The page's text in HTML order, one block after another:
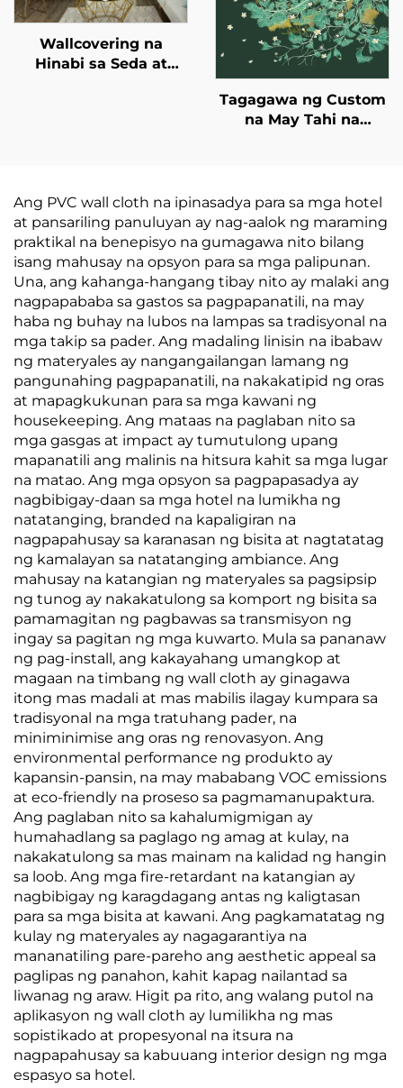
para sa Silid-tulugan
at Silid-tambayan.
Wallcovering na
Hinabi sa Seda at
sa Mga Pader
Tagagawa ng Custom
na May Tahi na
Whole-House
Wallcoverings na may
Light Luxury Style,
Mataas na Dulo at
Mataas na Tumpak,
Angkop para sa
Background ng
Bedroom at Living
Room
Ang PVC wall cloth na ipinasadya para sa mga hotel
at pansariling panuluyan ay nag-aalok ng maraming
praktikal na benepisyo na gumagawa nito bilang
isang mahusay na opsyon para sa mga palipunan.
Una, ang kahanga-hangang tibay nito ay malaki ang
nagpapababa sa gastos sa pagpapanatili, na may
haba ng buhay na lubos na lampas sa tradisyonal na
mga takip sa pader. Ang madaling linisin na ibabaw
ng materyales ay nangangailangan lamang ng
pangunahing pagpapanatili, na nakakatipid ng oras
at mapagkukunan para sa mga kawani ng
housekeeping. Ang mataas na paglaban nito sa
mga gasgas at impact ay tumutulong upang
mapanatili ang malinis na hitsura kahit sa mga lugar
na matao. Ang mga opsyon sa pagpapasadya ay
nagbibigay-daan sa mga hotel na lumikha ng
natatanging, branded na kapaligiran na
nagpapahusay sa karanasan ng bisita at nagtatatag
ng kamalayan sa natatanging ambiance. Ang
mahusay na katangian ng materyales sa pagsipsip
ng tunog ay nakakatulong sa komport ng bisita sa
pamamagitan ng pagbawas sa transmisyon ng
ingay sa pagitan ng mga kuwarto. Mula sa pananaw
ng pag-install, ang kakayahang umangkop at
magaan na timbang ng wall cloth ay ginagawa
itong mas madali at mas mabilis ilagay kumpara sa
tradisyonal na mga tratuhang pader, na
miniminimise ang oras ng renovasyon. Ang
environmental performance ng produkto ay
kapansin-pansin, na may mababang VOC emissions
at eco-friendly na proseso sa pagmamanupaktura.
Ang paglaban nito sa kahalumigmigan ay
humahadlang sa paglago ng amag at kulay, na
nakakatulong sa mas mainam na kalidad ng hangin
sa loob. Ang mga fire-retardant na katangian ay
nagbibigay ng karagdagang antas ng kaligtasan
para sa mga bisita at kawani. Ang pagkamatatag ng
kulay ng materyales ay nagagarantiya na
mananatiling pare-pareho ang aesthetic appeal sa
paglipas ng panahon, kahit kapag nailantad sa
liwanag ng araw. Higit pa rito, ang walang putol na
aplikasyon ng wall cloth ay lumilikha ng mas
sopistikado at propesyonal na itsura na
nagpapahusay sa kabuuang interior design ng mga
espasyo sa hotel.